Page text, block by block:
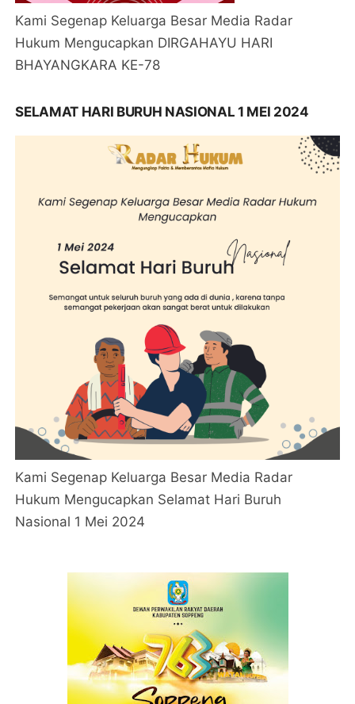
Kami Segenap Keluarga Besar Media Radar
Hukum Mengucapkan DIRGAHAYU HARI
BHAYANGKARA KE-78
SELAMAT HARI BURUH NASIONAL 1 MEI 2024
Kami Segenap Keluarga Besar Media Radar
Hukum Mengucapkan Selamat Hari Buruh
Nasional 1 Mei 2024